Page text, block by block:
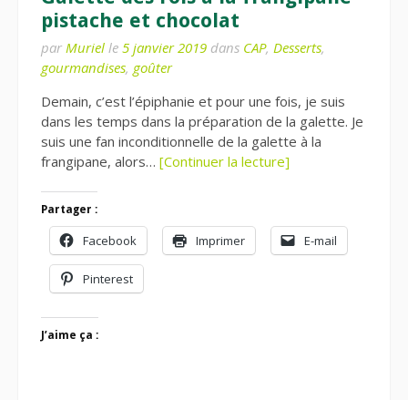
pistache et chocolat
par Muriel le 5 janvier 2019 dans CAP, Desserts,
gourmandises, goûter
Demain, c’est l’épiphanie et pour une fois, je suis
dans les temps dans la préparation de la galette. Je
suis une fan inconditionnelle de la galette à la
frangipane, alors… [Continuer la lecture]
Partager :
Facebook Imprimer E-mail
Pinterest
J’aime ça :